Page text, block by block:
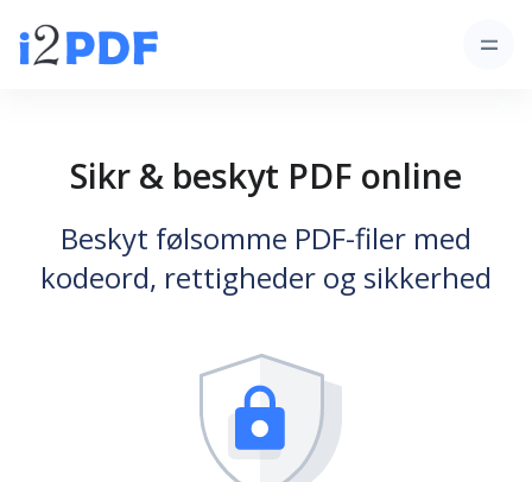
Sikr & beskyt PDF online
Beskyt følsomme PDF-filer med
kodeord, rettigheder og sikkerhed